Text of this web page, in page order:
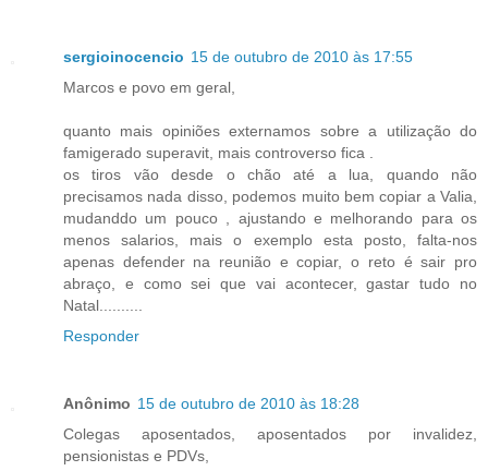
sergioinocencio 15 de outubro de 2010 às 17:55
Marcos e povo em geral,
quanto mais opiniões externamos sobre a utilização do
famigerado superavit, mais controverso fica .
os tiros vão desde o chão até a lua, quando não
precisamos nada disso, podemos muito bem copiar a Valia,
mudanddo um pouco , ajustando e melhorando para os
menos salarios, mais o exemplo esta posto, falta-nos
apenas defender na reunião e copiar, o reto é sair pro
abraço, e como sei que vai acontecer, gastar tudo no
Natal..........
Responder
Anônimo 15 de outubro de 2010 às 18:28
Colegas aposentados, aposentados por invalidez,
pensionistas e PDVs,